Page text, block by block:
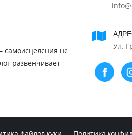
самоисцеления не
развенчивает
Ул.